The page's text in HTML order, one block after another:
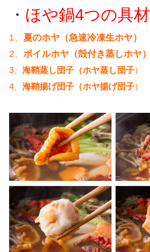
・ ほや鍋4つの具材
1、 夏のホヤ（急速冷凍生ホヤ）
2、 ボイルホヤ（殻付き蒸しホヤ）
3、 海鞘蒸し団子（ホヤ蒸し団子）
4、 海鞘揚げ団子（ホヤ揚げ団子）